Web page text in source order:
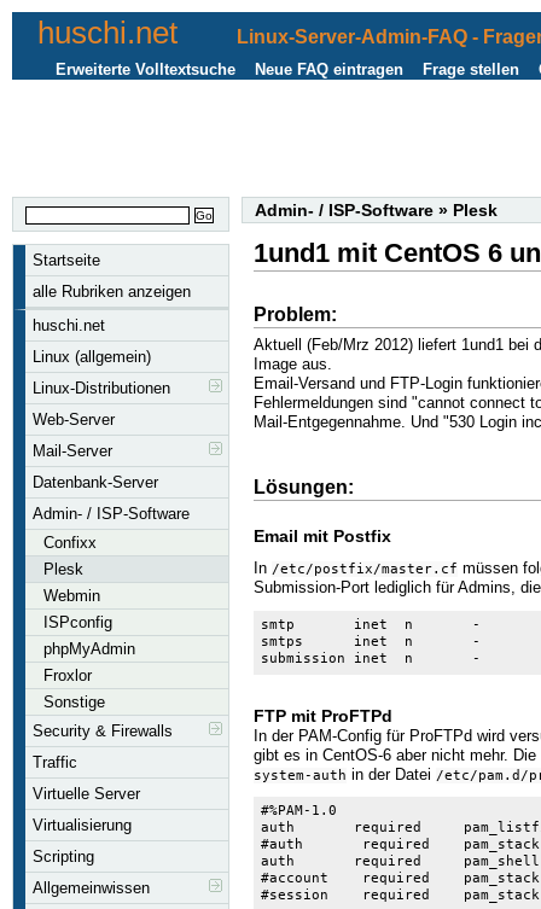
huschi.net Linux-Server-Admin-FAQ -
Frage stellen
Neue FAQ eintragen
Erweiterte Volltextsuche
Startseite
alle Rubriken anzeigen
huschi.net
Linux (allgemein)
Linux-Distributionen
Web-Server
Mail-Server
Datenbank-Server
Admin- / ISP-Software
Confixx
Plesk
Webmin
ISPconfig
phpMyAdmin
Froxlor
Sonstige
Security & Firewalls
Traffic
Virtuelle Server
Virtualisierung
Scripting
Allgemeinwissen
Admin- / ISP-Software » Plesk
1und1 mit CentOS 6
Problem:
Aktuell (Feb/Mrz 2012) liefert 1und1 bei
Image aus.
Email-Versand und FTP-Login
Fehlermeldungen sind "cannot connect
Mail-Entgegennahme. Und "530 Login
Lösungen:
Email mit Postfix
In /etc/postfix/master.cf müssen
Submission-Port lediglich für Admins,
smtp       inet  n       -
smtps      inet  n       -       n
submission inet  n       -       n
FTP mit ProFTPd
In der PAM-Config für ProFTPd wird
gibt es in CentOS-6 aber nicht mehr.
system-auth in der Datei /etc/pam.d/
#%PAM-1.0
auth       required
#auth       required
auth       required
#account    required
#session    required